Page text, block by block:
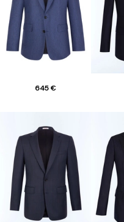
645 €